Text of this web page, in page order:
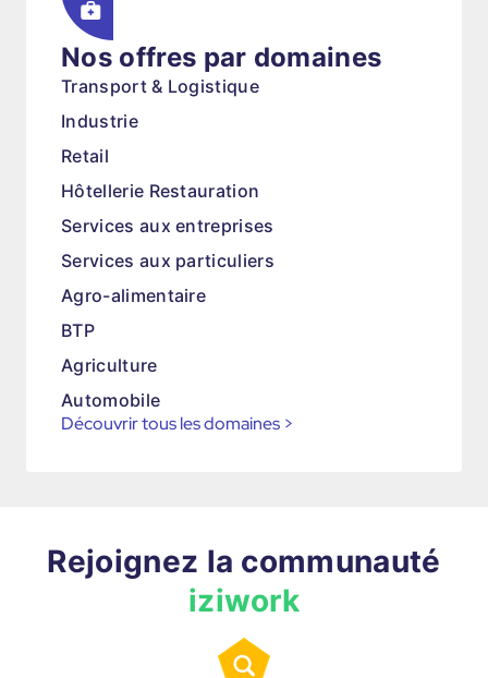
Nos offres par domaines
Transport & Logistique
Industrie
Retail
Hôtellerie Restauration
Services aux entreprises
Services aux particuliers
Agro-alimentaire
BTP
Agriculture
Automobile
Découvrir tous les domaines >
Rejoignez la communauté
iziwork